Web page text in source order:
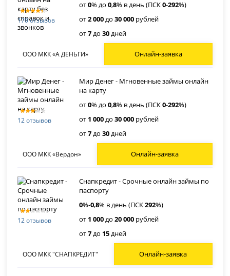
170 отзывов
от0% до0,8% в день (ПСК0-292%)
от2 000до30 000 рублей
от7до30дней
ООО МКК «А ДЕНЬГИ» Онлайн-заявка
12 отзывов
Мир Денег - Мгновенные займы онлайн
на карту
от0% до0,8% в день (ПСК0-292%)
от 1 000до30 000 рублей
от7до30дней
ООО МКК «Вердон» Онлайн-заявка
12 отзывов
Снапкредит - Срочные онлайн займы по
паспорту
0%-0,8% в день (ПСК292%)
от 1 000до20 000 рублей
от7до 15дней
ООО МКК "СНАПКРЕДИТ" Онлайн-заявка